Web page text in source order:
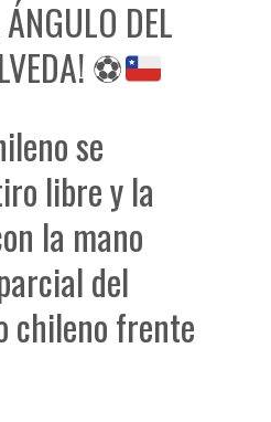
DEL
⚽
se
libre y la
la mano
del
chileno frente